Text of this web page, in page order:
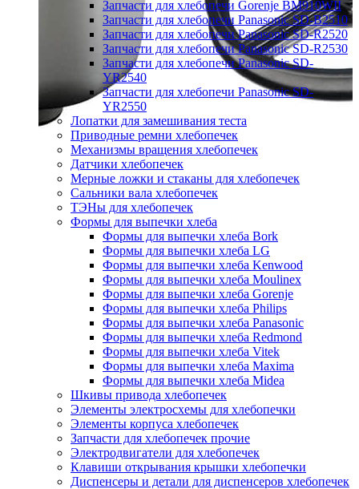
Запчасти для хлебопечи Gorenje BM910WII
Запчасти для хлебопечи Panasonic SD-B2510
Запчасти для хлебопечи Panasonic SD-R2520
Запчасти для хлебопечи Panasonic SD-R2530
Запчасти для хлебопечи Panasonic SD-
YR2540
Запчасти для хлебопечи Panasonic SD-
YR2550
Лопатки для замешивания теста
Приводные ремни хлебопечек
Механизмы вращения хлебопечек
Датчики хлебопечек
Мерные ложки и стаканы для хлебопечек
Сальники вала хлебопечек
ТЭНы для хлебопечек
Формы для выпечки хлеба
Формы для выпечки хлеба Bork
Формы для выпечки хлеба LG
Формы для выпечки хлеба Kenwood
Формы для выпечки хлеба Moulinex
Формы для выпечки хлеба Gorenje
Формы для выпечки хлеба Philips
Формы для выпечки хлеба Panasonic
Формы для выпечки хлеба Redmond
Формы для выпечки хлеба Vitek
Формы для выпечки хлеба Maxima
Формы для выпечки хлеба Midea
Шкивы привода хлебопечек
Элементы электросхемы для хлебопечки
Элементы корпуса хлебопечек
Запчасти для хлебопечек прочие
Электродвигатели для хлебопечек
Клавиши открывания крышки хлебопечки
Диспенсеры и детали для диспенсеров хлебопечек